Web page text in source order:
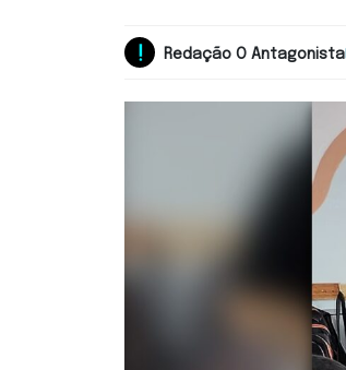
Redação O Antagonista